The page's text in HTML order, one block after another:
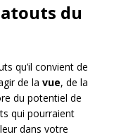
du
qu’il convient de
de la vue, de la
du potentiel de
qui pourraient
dans votre